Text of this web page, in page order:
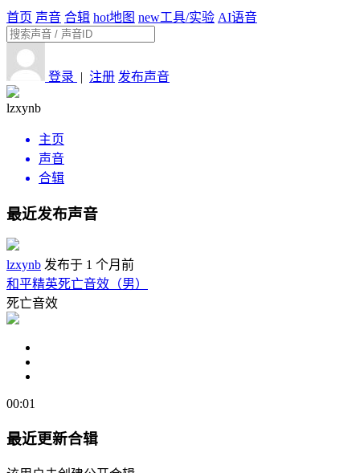
首页 声音 合辑 hot地图 new工具/实验 AI语音
登录 | 注册 发布声音
lzxynb
主页
声音
合辑
最近发布声音
lzxynb 发布于 1 个月前
和平精英死亡音效（男）
死亡音效
00:01
最近更新合辑